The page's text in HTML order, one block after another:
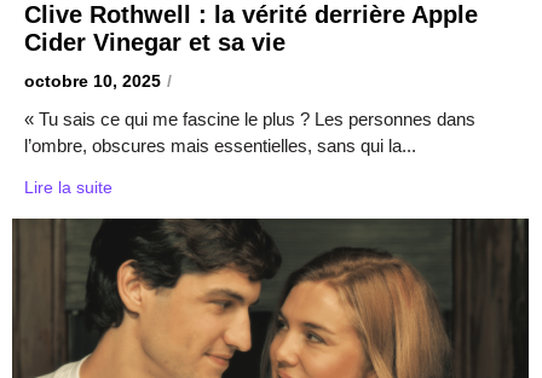
Clive Rothwell : la vérité derrière Apple
Cider Vinegar et sa vie
octobre 10, 2025 /
« Tu sais ce qui me fascine le plus ? Les personnes dans
l’ombre, obscures mais essentielles, sans qui la...
Lire la suite